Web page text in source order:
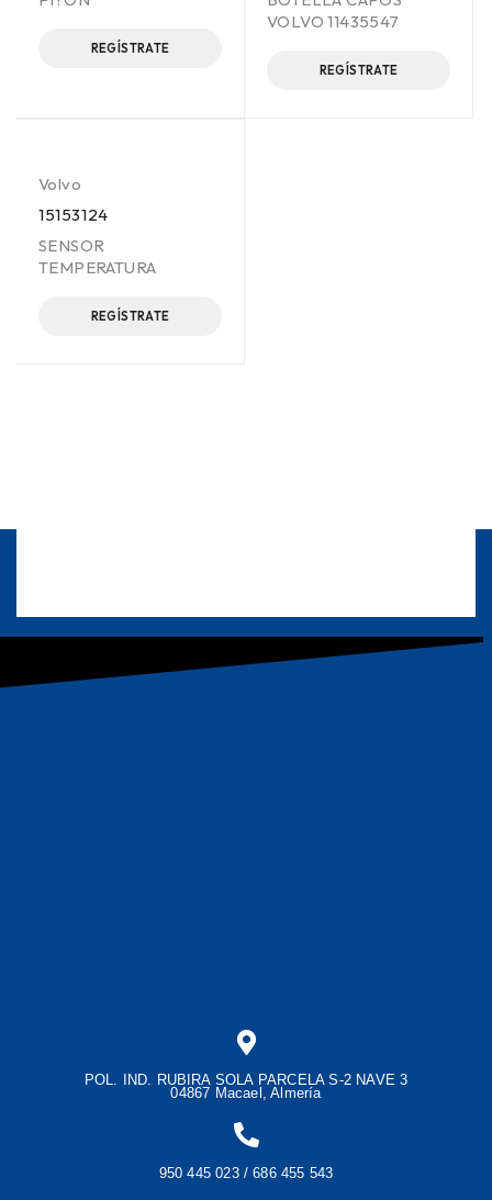
REGÍSTRATE
VOLVO 11435547
REGÍSTRATE
Volvo
15153124
SENSOR
TEMPERATURA
REGÍSTRATE
POL. IND. RUBIRA SOLA PARCELA S-2 NAVE 3
04867 Macael, Almería
950 445 023 / 686 455 543